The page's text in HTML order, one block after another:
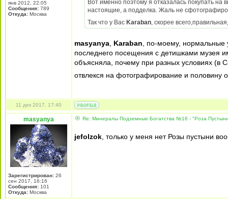
янв 2012, 22:05
Сообщения: 789
Откуда: Москва
Вот именно поэтому я отказалась покупать на
настоящие, а подделка. Жаль не
Так что у Вас Karaban, скорее
masyanya Karaban , по-моему,
последнего посещения с детишками музея
объясняла, почему при разных условиях (в
отвлекся на фотографирование и половину
11 дек 2017, 17:40
masyanya
Зарегистрирован: 26
сен 2017, 16:16
Сообщения: 101
Откуда: Москва
Re: Минералы Подземные Богатства №16 - "Роза
jefolzok , только у меня нет Розы пустыни